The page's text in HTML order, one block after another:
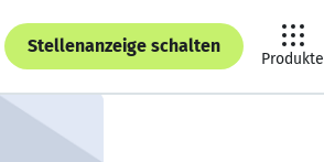
Stellenanzeige schalten
Produkte